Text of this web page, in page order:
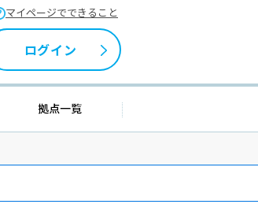
マイページでできること
ログイン
ャリアアドバイザー紹介拠点一覧